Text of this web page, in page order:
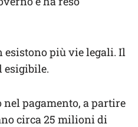
esistono più vie legali. Il
esigibile.
pagamento, a partire
circa 25 milioni di